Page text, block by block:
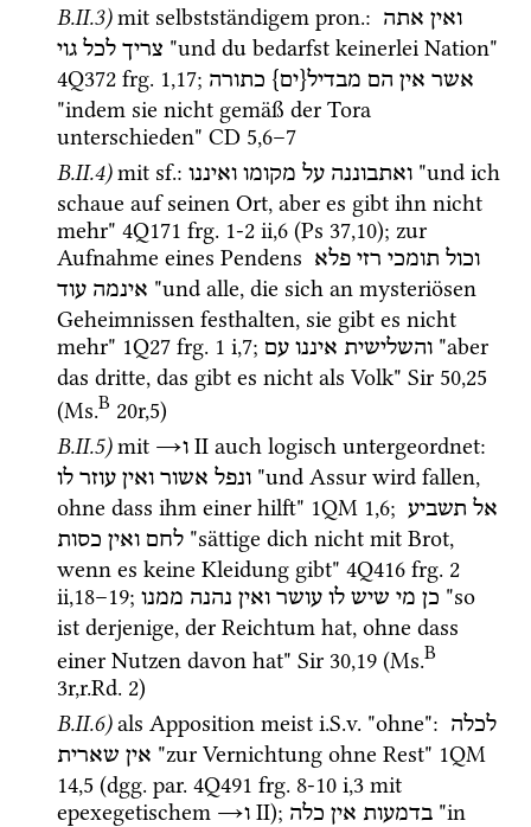
B.II.3)mit selbstständigem pron.: ואין אתה
צריך לכל גוי
4Q372 frg. 1,17; אשר אין הם מבדיל{ים} כתורה
"indem sie nicht gemäß der Tora
unterschieden" CD 5,6–7
B.II.4)mit sf.: ואתבוננה על מקומו ואיננו
"und ich
schaue auf seinen Ort, aber es gibt ihn nicht
mehr" 4Q171 frg. 1-2 ii,6 (Ps 37,10); zur
Aufnahme eines Pendens
וכול תומכי רזי פלא
אינמה עוד
"und alle, die sich an mysteriösen
Geheimnissen festhalten, sie gibt es nicht
mehr" 1Q27 frg. 1 i,7; והשלישית איננו עם
"aber
das dritte, das gibt es nicht als Volk" Sir 50,25
(Ms.B 20r,5)
B.II.5)mit →ו ‎ II auch logisch untergeordnet
ונפל אשור ואין עוזר לו
"und Assur wird fallen,
ohne dass ihm einer hilft" 1QM 1,6; אל תשביע
לחם ואין כסות
"sättige dich nicht mit Brot,
wenn es keine Kleidung gibt" 4Q416 frg. 2
ii,18–19; כן מי שיש לו עושר ואין נהנה ממנו
"so
ist derjenige, der Reichtum hat, ohne dass
einer Nutzen davon hat" Sir 30,19 (Ms.B
3r,r.Rd. 2)
B.II.6)als Apposition meist i.S.v. "ohne": לכלה
אין שארית "zur Vernichtung ohne Rest" 1QM
14,5 (dgg. par. 4Q491 frg. 8-10 i,3 mit
epexegetischem →ו ‎ II); בדמעות אין כלה
"in